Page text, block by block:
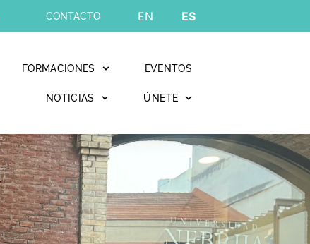
CONTACTO EN ES
FORMACIONES EVENTOS
NOTICIAS ÚNETE